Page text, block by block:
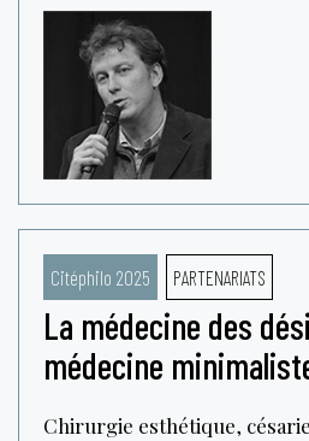
Citéphilo 2025 PARTENARIATS
La médecine des
médecine
Chirurgie esthétique,